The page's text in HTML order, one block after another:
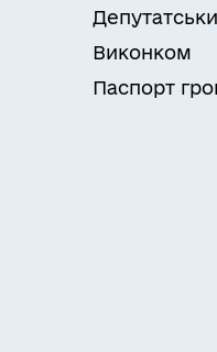
Виконком
Паспорт